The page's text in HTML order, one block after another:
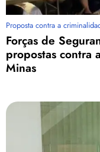
Proposta contra a
Forças de
propostas contra
Minas